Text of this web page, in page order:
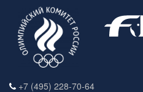
+7 (495) 228-70-64